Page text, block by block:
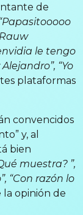
de
le tengo
“Yo
plataformas
convencidos
y, al
bien
muestra? ”,
“Con razón lo
la opinión de